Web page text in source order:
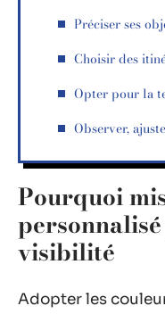
Préciser ses
Choisir des
Opter pour la
Observer,
Pourquoi
visibilité
Adopter les